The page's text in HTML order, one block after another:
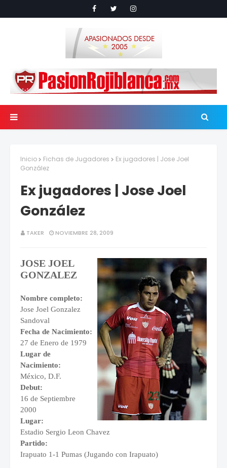
Inicio Fichas de Jugadores
Ex jugadores | Jose Joel
González
Ex jugadores | Jose Joel
González
TAKER NOVIEMBRE 28, 2009
JOSE JOEL
GONZALEZ
Nombre completo:
Jose Joel Gonzalez
Sandoval
Fecha de Nacimiento:
27 de Enero de 1979
Lugar de
Nacimiento:
México, D.F.
Debut:
16 de Septiembre
2000
Lugar:
Estadio Sergio Leon Chavez
Partido:
Irapuato 1-1 Pumas (Jugando con Irapuato)